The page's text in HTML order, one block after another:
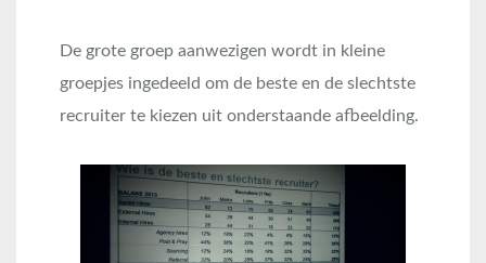
De grote groep aanwezigen wordt in kleine
groepjes ingedeeld om de beste en de slechtste
recruiter te kiezen uit onderstaande afbeelding.